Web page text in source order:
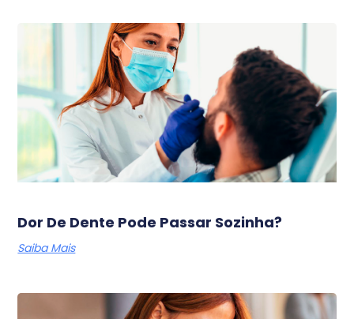
Dor De Dente Pode Passar Sozinha?
Saiba Mais